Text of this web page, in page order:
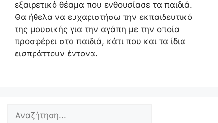
εξαιρετικό θέαμα που ενθουσίασε τα παιδιά.
Θα ήθελα να ευχαριστήσω την εκπαιδευτικό
της μουσικής για την αγάπη με την οποία
προσφέρει στα παιδιά, κάτι που και τα ίδια
εισπράττουν έντονα.